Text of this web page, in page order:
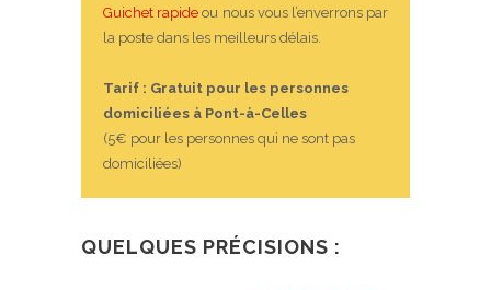
Guichet rapide ou nous vous l’enverrons par
la poste dans les meilleurs délais.
Tarif : Gratuit pour les personnes
domiciliées à Pont-à-Celles
(5€ pour les personnes qui ne sont pas
domiciliées)
QUELQUES PRÉCISIONS :